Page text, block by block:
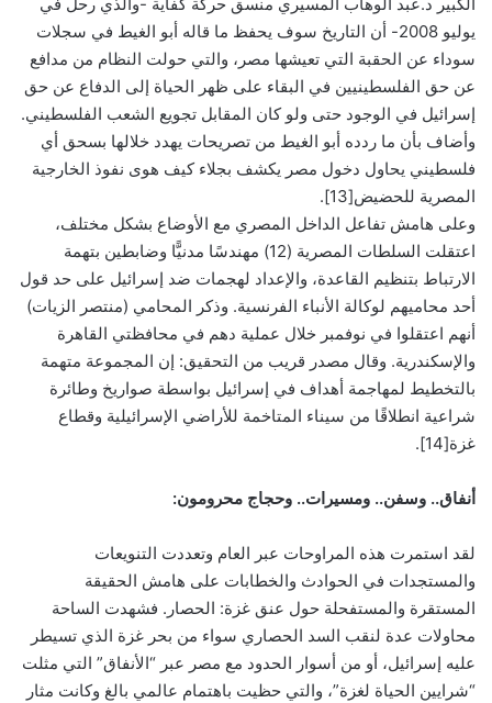
يوليو 2008- أن التاريخ سوف يحفظ ما قاله أبو الغيط في سجلات
سوداء عن الحقبة التي تعيشها مصر، والتي حولت النظام من مدافع
عن حق الفلسطينيين في البقاء على ظهر الحياة إلى الدفاع عن حق
إسرائيل في الوجود حتى ولو كان المقابل تجويع الشعب الفلسطيني.
وأضاف بأن ما ردده أبو الغيط من تصريحات يهدد خلالها بسحق أي
فلسطيني يحاول دخول مصر يكشف بجلاء كيف هوى نفوذ الخارجية
المصرية للحضيض[13].
وعلى هامش تفاعل الداخل المصري مع الأوضاع بشكل مختلف،
اعتقلت السلطات المصرية (12) مهندسًا مدنيًّا وضابطين بتهمة
الارتباط بتنظيم القاعدة، والإعداد لهجمات ضد إسرائيل على حد قول
أحد محاميهم لوكالة الأنباء الفرنسية. وذكر المحامي (منتصر الزيات)
أنهم اعتقلوا في نوفمبر خلال عملية دهم في محافظتي القاهرة
والإسكندرية. وقال مصدر قريب من التحقيق: إن المجموعة متهمة
بالتخطيط لمهاجمة أهداف في إسرائيل بواسطة صواريخ وطائرة
شراعية انطلاقًا من سيناء المتاخمة للأراضي الإسرائيلية وقطاع
غزة[14].
أنفاق.. وسفن.. ومسيرات.. وحجاج محرومون:
لقد استمرت هذه المراوحات عبر العام وتعددت التنويعات
والمستجدات في الحوادث والخطابات على هامش الحقيقة
المستقرة والمستفحلة حول عنق غزة: الحصار. فشهدت الساحة
محاولات عدة لنقب السد الحصاري سواء من بحر غزة الذي تسيطر
عليه إسرائيل، أو من أسوار الحدود مع مصر عبر “الأنفاق” التي مثلت
“شرايين الحياة لغزة”، والتي حظيت باهتمام عالمي بالغ وكانت مثار